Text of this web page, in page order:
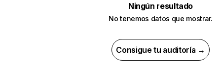
Ningún resultado
No tenemos datos que mostrar.
Consigue tu auditoría →